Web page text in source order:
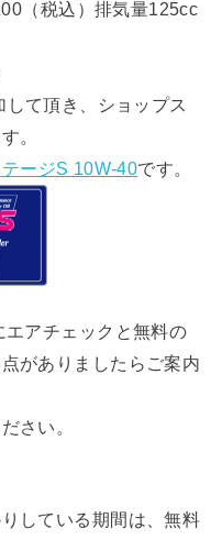
（税込）排気量125cc
して頂き、ショップス
。
ージS 10W-40です。
アチェックと無料の
がありましたらご案内
さい。
している期間は、無料